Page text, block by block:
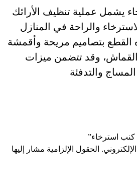
يشمل عملية تنظيف الأرائك
والراحة في المنازل
القطع بتصاميم مريحة وأقمشة
القماش، وقد تتضمن ميزات
والتدفئة
استرخاء”
الحقول الإلزامية مشار إليها